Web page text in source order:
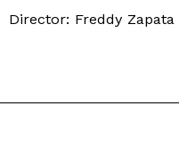
Director: Freddy Zapata